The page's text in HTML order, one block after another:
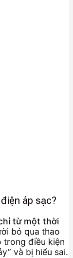
áp sạc?
từ một thời
bỏ qua thao
trong điều kiện
và bị hiểu sai.